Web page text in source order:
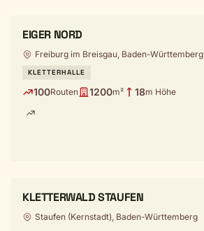
EIGER NORD
Freiburg im Breisgau, Baden-Württemberg
KLETTERHALLE
100Routen 1200m² 18m Höhe
KLETTERWALD STAUFEN
Staufen (Kernstadt), Baden-Württemberg